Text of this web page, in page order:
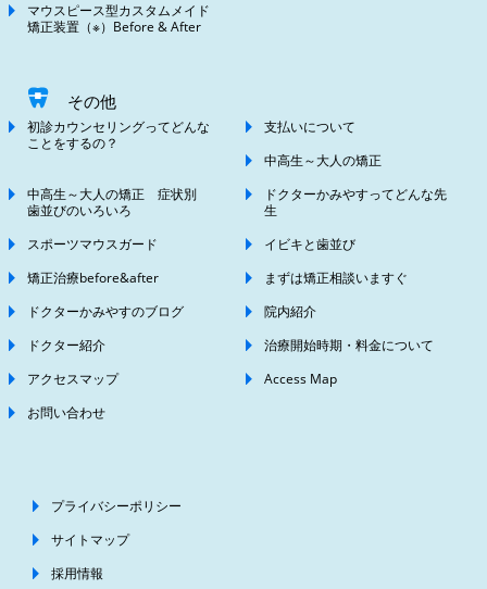
マウスピース型カスタムメイド
矯正装置（※）Before & After
その他
初診カウンセリングってどんな
ことをするの？
支払いについて
中高生～大人の矯正
中高生～大人の矯正 症状別
歯並びのいろいろ
ドクターかみやすってどんな先
生
スポーツマウスガード
イビキと歯並び
矯正治療before&after
まずは矯正相談いますぐ
ドクターかみやすのブログ
院内紹介
ドクター紹介
治療開始時期・料金について
アクセスマップ
Access Map
お問い合わせ
プライバシーポリシー
サイトマップ
採用情報